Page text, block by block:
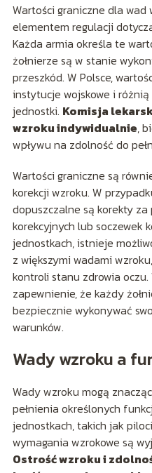
Wartości graniczne dla wad
elementem regulacji
Każda armia określa te
żołnierze są w stanie
przeszkód. W Polsce,
instytucje wojskowe i
jednostki. Komisja
wzroku indywidualnie,
wpływu na zdolność do
Wartości graniczne są
korekcji wzroku. W
dopuszczalne są korekty
korekcyjnych lub soczewek
jednostkach, istnieje
z większymi wadami
kontroli stanu zdrowia
zapewnienie, że każdy
bezpiecznie wykonywać
warunków.
Wady wzroku a
Wady wzroku mogą
pełnienia określonych
jednostkach, takich jak
wymagania wzrokowe są
Ostrość wzroku i